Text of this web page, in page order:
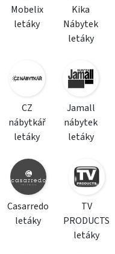
Mobelix
letáky
Kika
Nábytek
letáky
CZ
nábytkář
letáky
Jamall
nábytek
letáky
Casarredo
letáky
TV
PRODUCTS
letáky